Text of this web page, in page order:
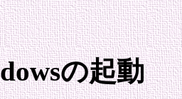
の起動